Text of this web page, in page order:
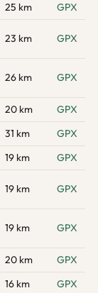
25 km
GPX
23 km GPX
26 km GPX
20 km
GPX
31 km
GPX
19 km
GPX
19 km GPX
19 km GPX
20 km
GPX
16 km GPX